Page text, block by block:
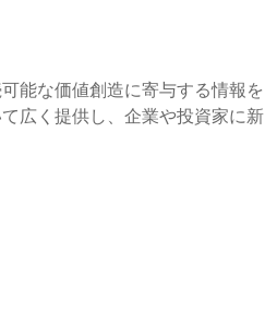
能な価値創造に寄与する情報を
広く提供し、企業や投資家に新